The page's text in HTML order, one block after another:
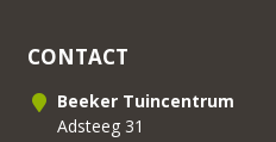
CONTACT
Beeker Tuincentrum
Adsteeg 31